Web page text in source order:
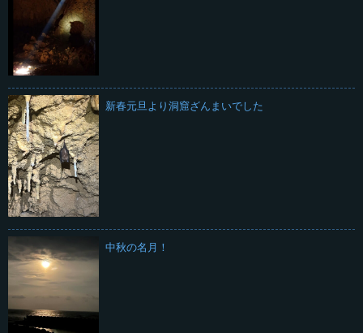
新春元旦より洞窟ざんまいでした
中秋の名月！